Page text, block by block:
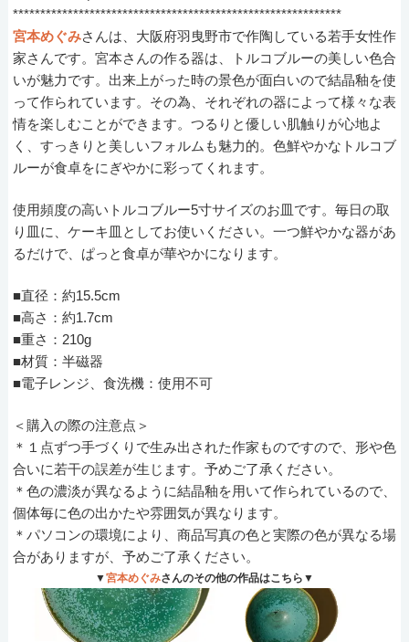
************************************************************
宮本めぐみさんは、大阪府羽曳野市で作陶している若手女性作
家さんです。宮本さんの作る器は、トルコブルーの美しい色合
いが魅力です。出来上がった時の景色が面白いので結晶釉を使
って作られています。その為、それぞれの器によって様々な表
情を楽しむことができます。つるりと優しい肌触りが心地よ
く、すっきりと美しいフォルムも魅力的。色鮮やかなトルコブ
ルーが食卓をにぎやかに彩ってくれます。
使用頻度の高いトルコブルー5寸サイズのお皿です。毎日の取
り皿に、ケーキ皿としてお使いください。一つ鮮やかな器があ
るだけで、ぱっと食卓が華やかになります。
■直径：約15.5cm
■高さ：約1.7cm
■重さ：210g
■材質：半磁器
■電子レンジ、食洗機：使用不可
＜購入の際の注意点＞
＊１点ずつ手づくりで生み出された作家ものですので、形や色
合いに若干の誤差が生じます。予めご了承ください。
＊色の濃淡が異なるように結晶釉を用いて作られているので、
個体毎に色の出かたや雰囲気が異なります。
＊パソコンの環境により、商品写真の色と実際の色が異なる場
合がありますが、予めご了承ください。
▼宮本めぐみさんのその他の作品はこちら▼